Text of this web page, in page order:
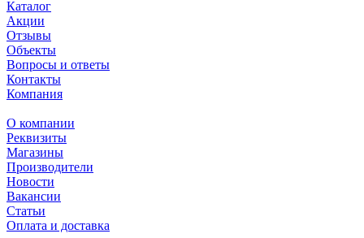
Каталог
Акции
Отзывы
Объекты
Вопросы и ответы
Контакты
Компания
О компании
Реквизиты
Магазины
Производители
Новости
Вакансии
Статьи
Оплата и доставка